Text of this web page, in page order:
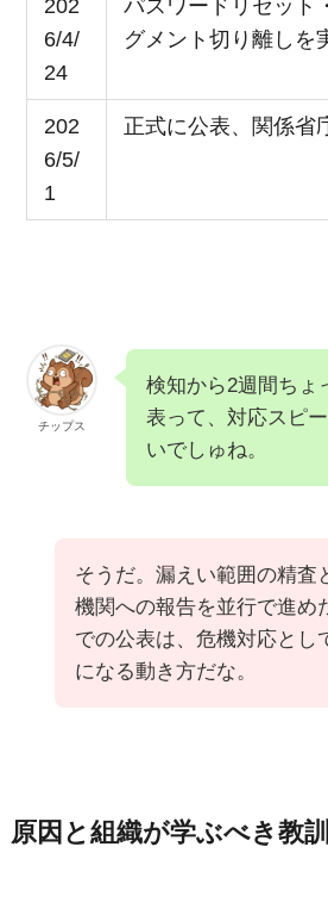
202
6/4/
24
パスワードリセット
グメント切り離しを
202
6/5/
1
正式に公表、関係省
チップス
検知から2週間ちょ
表って、対応スピ
いでしゅね。
そうだ。漏えい範囲の精査
機関への報告を並行で進め
での公表は、危機対応とし
になる動き方だな。
原因と組織が学ぶべき教訓